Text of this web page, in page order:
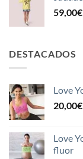
59,00€
DESTACADOS
Love
20,00€
Love
fluor